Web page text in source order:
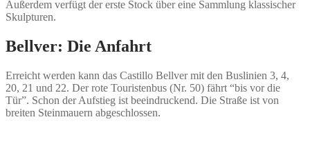
Außerdem verfügt der erste Stock über eine Sammlung klassischer
Skulpturen.
Bellver: Die Anfahrt
Erreicht werden kann das Castillo Bellver mit den Buslinien 3, 4,
20, 21 und 22. Der rote Touristenbus (Nr. 50) fährt “bis vor die
Tür”. Schon der Aufstieg ist beeindruckend. Die Straße ist von
breiten Steinmauern abgeschlossen.